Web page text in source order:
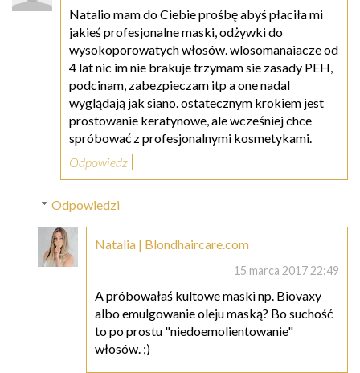
Natalio mam do Ciebie prośbę abyś płaciła mi
jakieś profesjonalne maski, odżywki do
wysokoporowatych włosów. wlosomanaiacze od
4 lat nic im nie brakuje trzymam sie zasady PEH,
podcinam, zabezpieczam itp a one nadal
wyglądają jak siano. ostatecznym krokiem jest
prostowanie keratynowe, ale wcześniej chce
spróbować z profesjonalnymi kosmetykami.
Odpowiedz
Odpowiedzi
Natalia | Blondhaircare.com
15 marca 2017 22:49
A próbowałaś kultowe maski np. Biovaxy
albo emulgowanie oleju maską? Bo suchość
to po prostu "niedoemolientowanie"
włosów. ;)